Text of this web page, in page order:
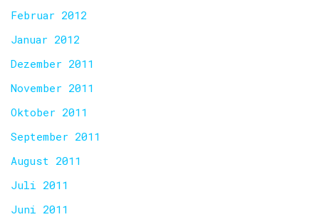
Februar 2012
Januar 2012
Dezember 2011
November 2011
Oktober 2011
September 2011
August 2011
Juli 2011
Juni 2011